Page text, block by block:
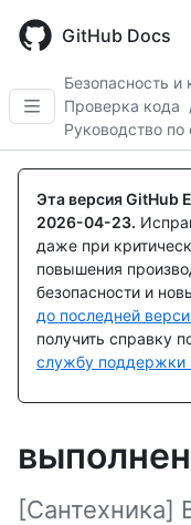
main
GitHub Docs
Безопасность и
Проверка кода
Руководство по
Эта версия GitHub
2026-04-23.
даже при
повышения
безопасности и
до последней
получить справку
службу поддержки
[Сантехника]